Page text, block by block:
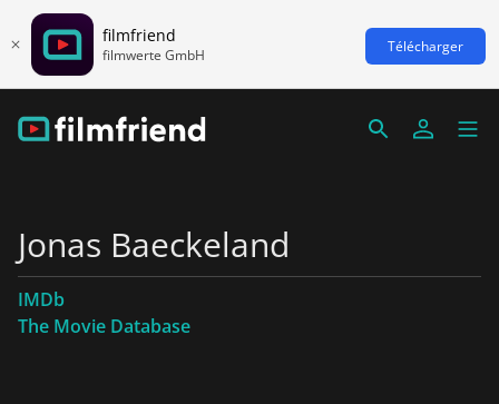
filmfriend
filmwerte GmbH Télécharger
Jonas Baeckeland
IMDb
The Movie Database